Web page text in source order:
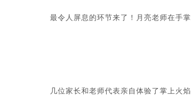
最令人屏息的环节来了！月亮老师在手
几位家长和老师代表亲自体验了掌上火